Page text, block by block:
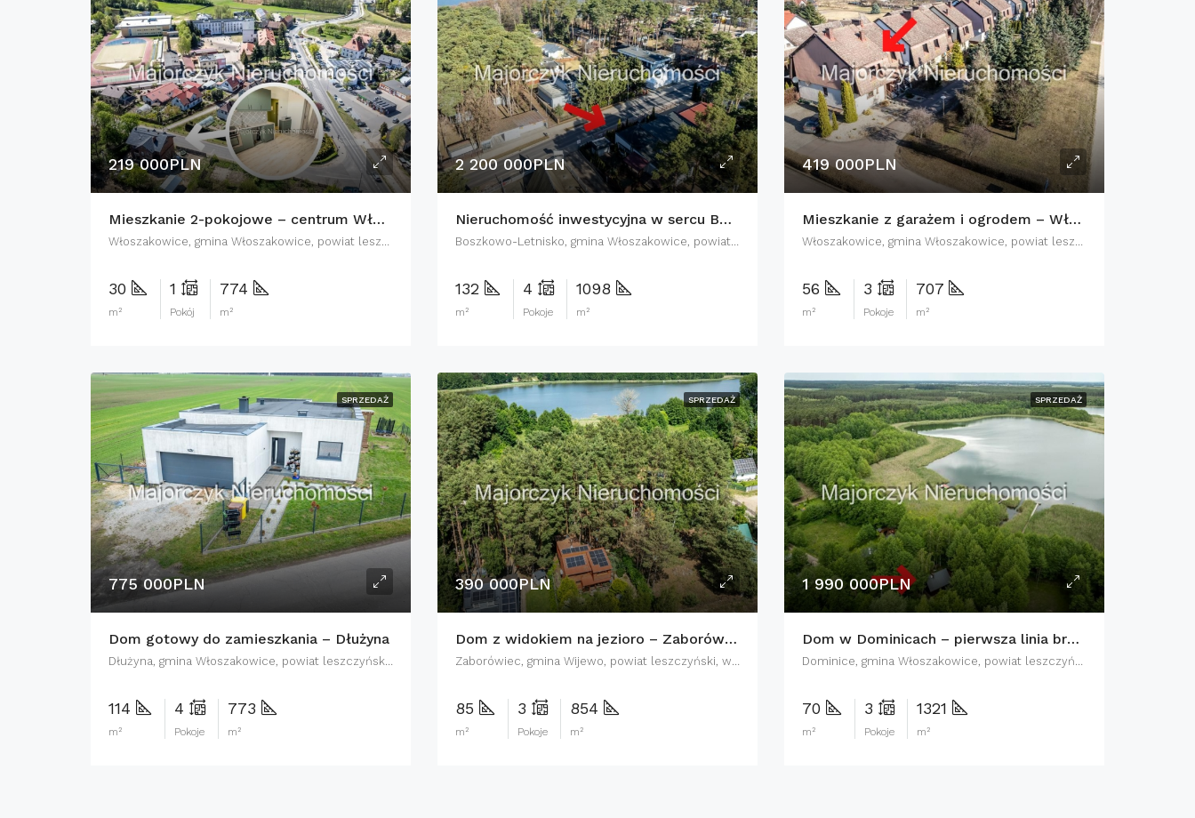
219 000PLN
Mieszkanie 2-pokojowe – centrum Włoszakowic
Włoszakowice, gmina Włoszakowice, powiat leszczyński, województwo wielkopolskie, 64-140, Polska
30
m²
1
Pokój
774
m²
2 200 000PLN
Nieruchomość inwestycyjna w sercu Boszkowa
Boszkowo-Letnisko, gmina Włoszakowice, powiat leszczyński, województwo wielkopolskie, 64-140, Polska
132
m²
4
Pokoje
1098
m²
419 000PLN
Mieszkanie z garażem i ogrodem – Włoszakowice, Wolsztyńska
Włoszakowice, gmina Włoszakowice, powiat leszczyński, województwo wielkopolskie, 64-140, Polska
56
m²
3
Pokoje
707
m²
SPRZEDAŻ
775 000PLN
Dom gotowy do zamieszkania – Dłużyna
Dłużyna, gmina Włoszakowice, powiat leszczyński, województwo wielkopolskie, 64-140, Polska
114
m²
4
Pokoje
773
m²
SPRZEDAŻ
390 000PLN
Dom z widokiem na jezioro – Zaborówiec
Zaborówiec, gmina Wijewo, powiat leszczyński, województwo wielkopolskie, 64-150, Polska
85
m²
3
Pokoje
854
m²
SPRZEDAŻ
1 990 000PLN
Dom w Dominicach – pierwsza linia brzegowa, pomost
Dominice, gmina Włoszakowice, powiat leszczyński, województwo wielkopolskie, 64-140, Polska
70
m²
3
Pokoje
1321
m²